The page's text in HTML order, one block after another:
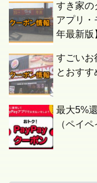
すき家の
アプリ・
年最新版
すごいお
とおすす
最大5%
（ペイペ